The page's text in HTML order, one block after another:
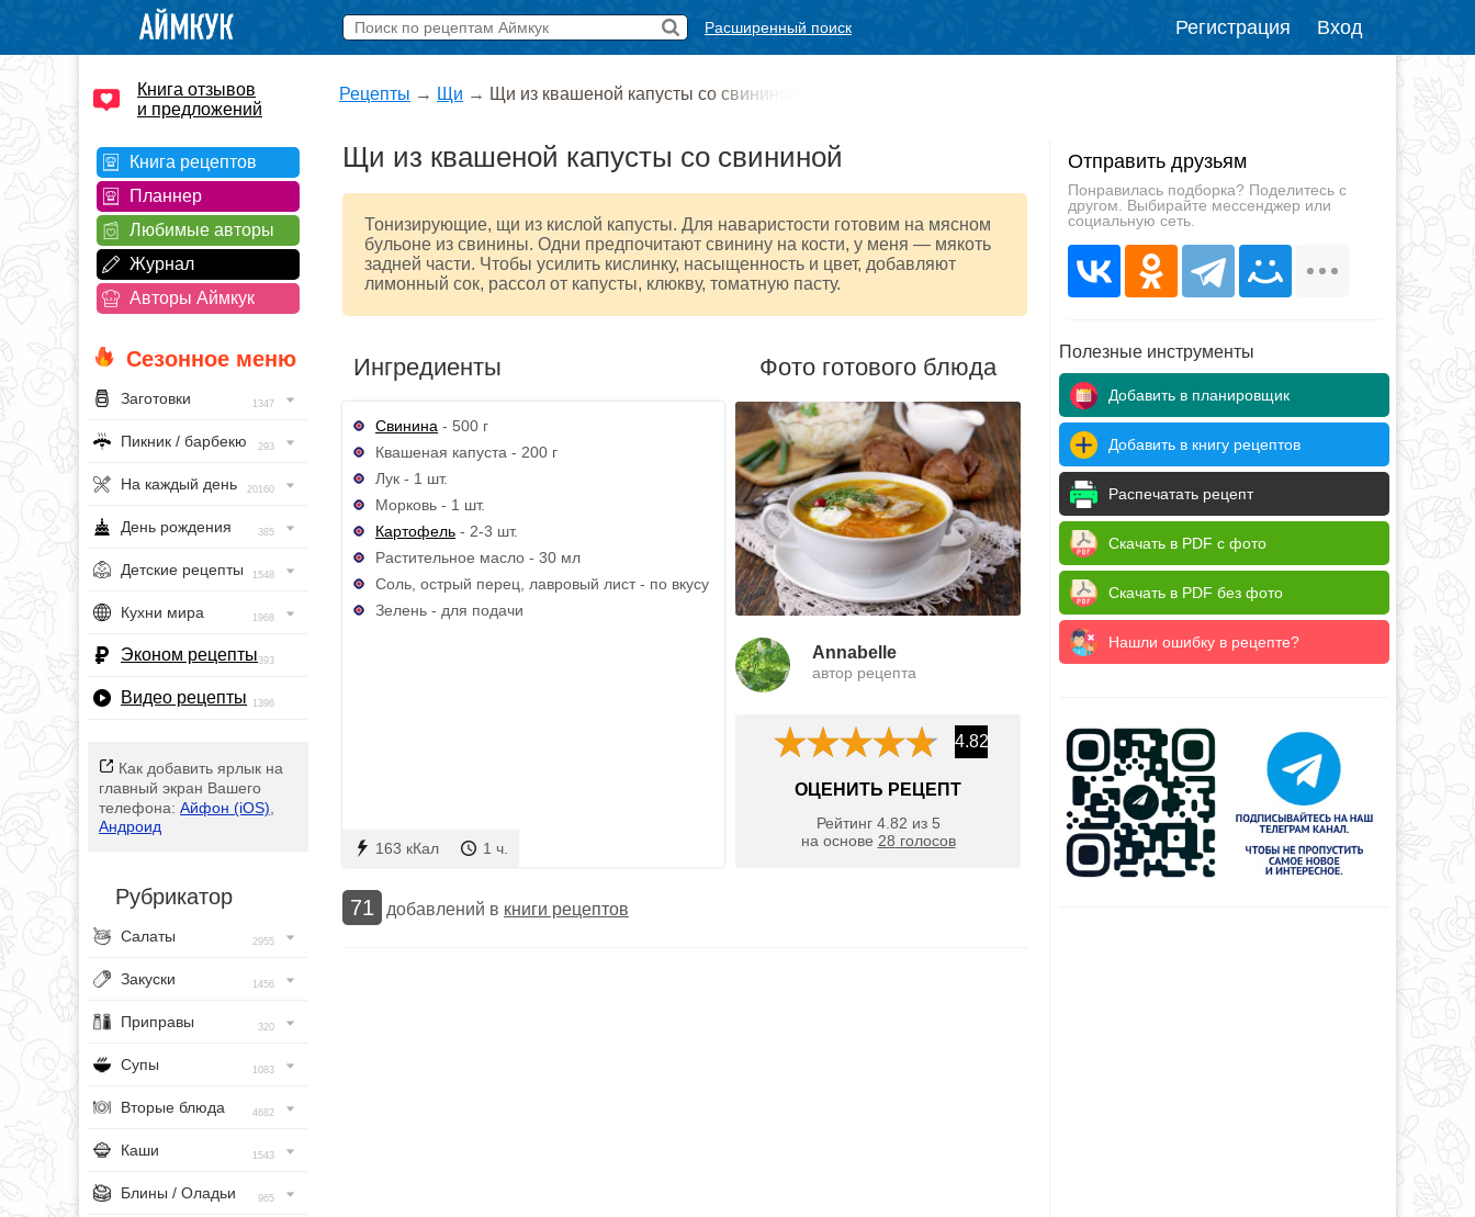
Расширенный поиск Регистрация Вход
Книга отзывов
и предложений
Книга рецептов
Планнер
Любимые авторы
Журнал
Авторы Аймкук
Сезонное меню
Заготовки 1347
Пикник / барбекю 293
На каждый день 20160
День рождения 385
Детские рецепты 1548
Кухни мира 1968
Эконом рецепты393
Видео рецепты 1396
Как добавить ярлык на
главный экран Вашего
телефона: Айфон (iOS)
Андроид
Рубрикатор
Салаты 2955
Закуски 1456
Приправы 320
Супы 1083
Вторые блюда 4682
Каши 1543
Блины / Оладьи 965
Рецепты → Щи → Щи из квашеной капусты со свининой
Щи из квашеной капусты со свининой
Тонизирующие, щи из кислой капусты. Для наваристости готовим на мясном
бульоне из свинины. Одни предпочитают свинину на кости, у меня — мякоть
задней части. Чтобы усилить кислинку, насыщенность и цвет, добавляют
лимонный сок, рассол от капусты, клюкву, томатную пасту.
Ингредиенты
Свинина - 500 г
Квашеная капуста - 200 г
Лук - 1 шт.
Морковь - 1 шт.
Картофель - 2-3 шт.
Растительное масло - 30 мл
Соль, острый перец, лавровый лист - по вкусу
Зелень - для подачи
163 кКал 1 ч.
Фото готового блюда
Annabelle
автор рецепта
4.82
ОЦЕНИТЬ РЕЦЕПТ
Рейтинг 4.82 из 5
на основе 28 голосов
71 добавлений в книги рецептов
Отправить друзьям
Понравилась подборка? Поделитесь с
другом. Выбирайте мессенджер или
социальную сеть.
Полезные инструменты
Добавить в планировщик
Добавить в книгу рецептов
Распечатать рецепт
Скачать в PDF с фото
Скачать в PDF без фото
Нашли ошибку в рецепте?